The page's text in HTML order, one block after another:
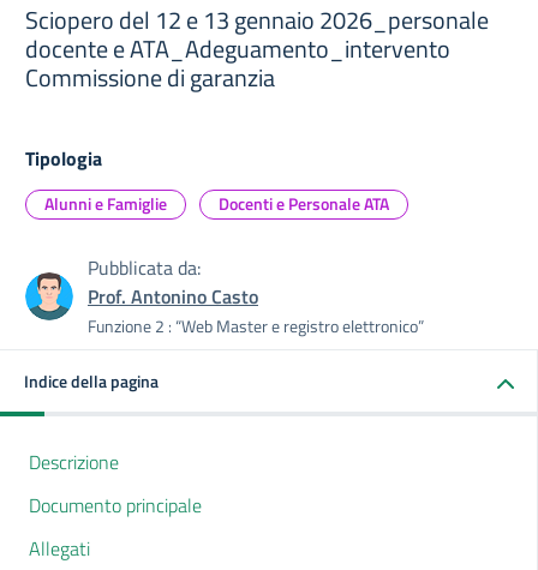
Sciopero del 12 e 13 gennaio 2026_personale
docente e ATA_Adeguamento_intervento
Commissione di garanzia
Tipologia
Alunni e Famiglie Docenti e Personale ATA
Pubblicata da:
Prof. Antonino Casto
Funzione 2 : “Web Master e registro elettronico”
Indice della pagina
Descrizione
Documento principale
Allegati